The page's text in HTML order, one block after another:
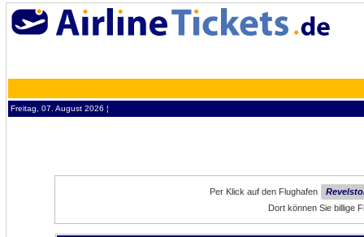
Freitag, 07. August 2026 ¦
Per Klick auf den Flughafen
Dort können Sie billige